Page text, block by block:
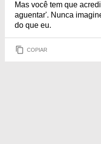
Mas você tem que
aguentar'. Nunca
do que eu.
COPIAR